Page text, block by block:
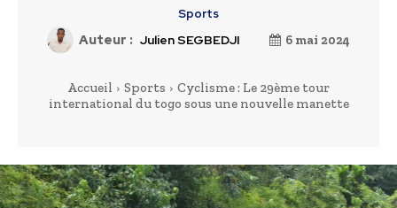
Sports
Auteur : Julien SEGBEDJI 6 mai 2024
Accueil Sports
Cyclisme : Le 29ème tour
international du togo sous une nouvelle manette